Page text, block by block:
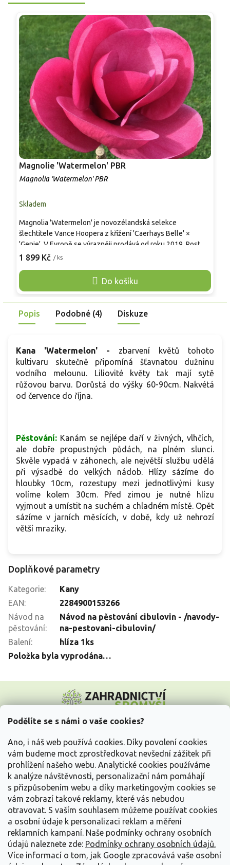
Podělíte se s námi o vaše cookies?
Ano, i náš web používá cookies. Díky povolení cookies
vám budeme moct zprostředkovat nevšední zážitek při
prohlížení našeho webu. Analytické cookies používáme
k analýze návštěvnosti, personalizační nám pomáhají
s přizpůsobením webu a díky marketingovým cookies se
vám zobrazí takové reklamy, které vás nebudou
otravovat. S vaším souhlasem můžeme používat cookies
a osobní údaje k personalizaci reklam a měření
reklamních kampaní. Naše podmínky ochrany osobních
údajů naleznete zde: Podmínky ochrany osobních údajů.
Více informací o tom, jak Google zpracovává vaše osobní
Magnolie 'Watermelon' PBR
Magnolia 'Watermelon' PBR
Skladem
1 899 Kč / ks
Do košíku
Magnolia 'Watermelon' je novozélandská selekce
šlechtitele Vance Hoopera z křížení 'Caerhays Belle' ×
'Genie'. V Evropě se výrazněji prodává od roku 2019. Roste
úzce a vzpřímeně do kuželovitého keře až menšího stromu,
menších zahrad a předzahrádek. V dubnu až květnu nese na
bezlistých větvích poloplné miskovité květy 15–20 cm v
červnu až červenci. Opadavé listy jsou tmavě zelené.
Popis Podobné (4) Diskuze
Kana 'Watermelon' - zbarvení květů tohoto
kultivaru skutečně připomíná šťavnatou dužninu
vodního melounu. Liliovité květy tak mají sytě
růžovou barvu. Dorůstá do výšky 60-90cm. Nakvétá
od července do října.
Pěstování: Kanám se nejlépe daří v živných, vlhčích,
ale dobře propustných půdách, na plném slunci.
Skvěle vypadá v záhonech, ale největší službu udělá
při výsadbě do velkých nádob. Hlízy sázíme do
hloubky 10cm, rozestupy mezi jednotlivými kusy
volíme kolem 30cm. Před zimou je nutné hlízu
vyjmout a umístit na suchém a chladném místě. Opět
sázíme v jarních měsících, v době, kdy už nehrozí
větší mrazíky.
Doplňkové parametry
Kategorie:
Kany
EAN:
2284900153266
Návod na
pěstování:
Návod na pěstování cibulovin - /navody-
na-pestovani-cibulovin/
Balení:
hlíza 1ks
Položka byla vyprodána…
p
Vše o nákupu
Informace pro Vás
Kontakujte nás